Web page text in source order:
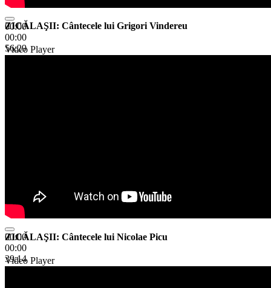
00:00
00:00
56:29
ZICĂLAŞII: Cântecele lui Grigori Vindereu
Video Player
00:00
00:00
39:14
ZICĂLAŞII: Cântecele lui Nicolae Picu
Video Player